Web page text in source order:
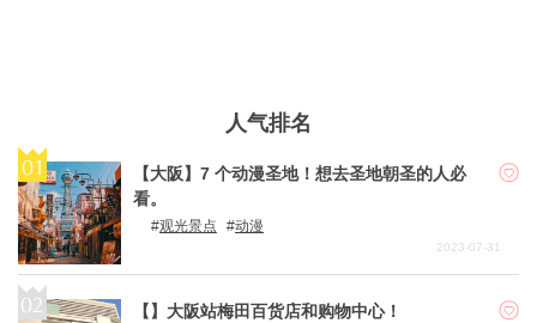
人气排名
【大阪】7 个动漫圣地！想去圣地朝圣的人必
看。
观光景点 动漫
2023-07-31
【】大阪站梅田百货店和购物中心！